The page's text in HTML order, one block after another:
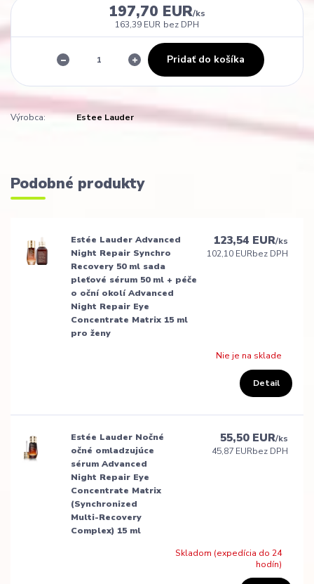
197,70 EUR/ks
163,39 EUR bez DPH
Pridať do košíka
Výrobca: Estee Lauder
Podobné produkty
Estée Lauder Advanced
Night Repair Synchro
Recovery 50 ml sada
pleťové sérum 50 ml + péče
o oční okolí Advanced
Night Repair Eye
Concentrate Matrix 15 ml
pro ženy
123,54 EUR/ks
102,10 EURbez DPH
Nie je na sklade
Detail
Estée Lauder Nočné
očné omladzujúce
sérum Advanced
Night Repair Eye
Concentrate Matrix
(Synchronized
Multi-Recovery
Complex) 15 ml
55,50 EUR/ks
45,87 EURbez DPH
Skladom (expedícia do 24
hodín)